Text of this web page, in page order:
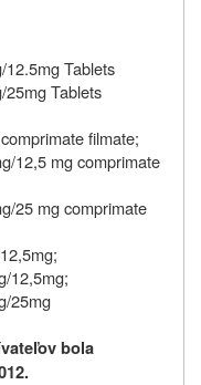
12.5mg Tablets
25mg Tablets
filmate;
12,5 mg comprimate
25 mg comprimate
12,5mg;
25mg
bola